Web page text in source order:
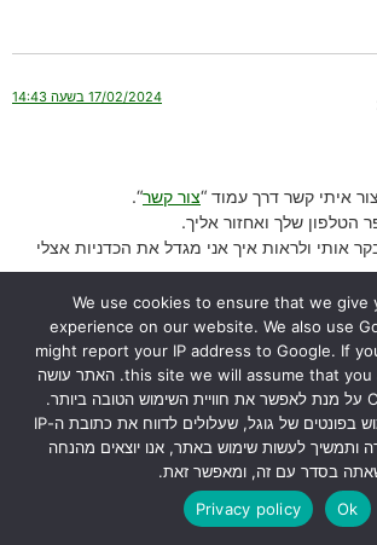
17/02/2024 בשעה 14:43
איתי קשר דרך עמוד “צור קשר“.
הטלפון שלך ואחזור אליך.
אותי ולראות איך אני מגדל את הכדניות אצלי
26/01/2024 בשעה 12:52
We use cookies to ensure that we give
experience on our website. We also use
might report your IP address to Google. If
this site we will assume that you are happy with it. האתר עושה
שימוש ב-COOKIES על מנת לאפשר את חוויית השימוש הטובה ביותר.
אנחנו גם עושים שימוש בפונטים של גוגל, שעלולים לדווח את כתובת ה-IP
ותמשיך לעשות שימוש באתר, אנו יוצאים מהנחה
בסדר עם זה, ומאפשר זאת.
Ok
Privacy policy